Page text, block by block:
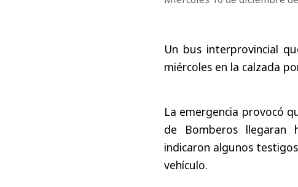
Un bus interprovincial
miércoles en la calzada
La emergencia provocó
de Bomberos llegaran
indicaron algunos
vehículo.